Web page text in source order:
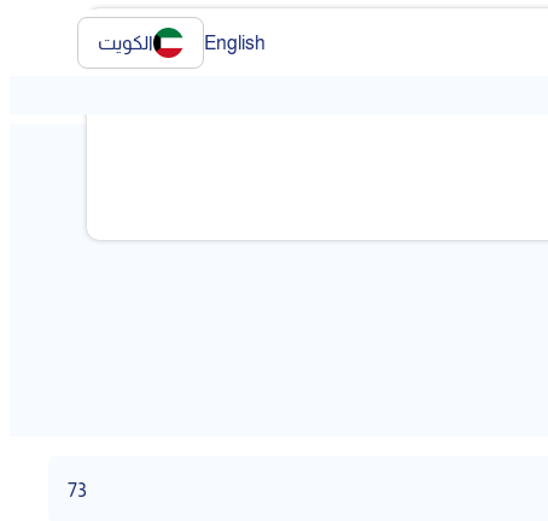
English الكويت
73